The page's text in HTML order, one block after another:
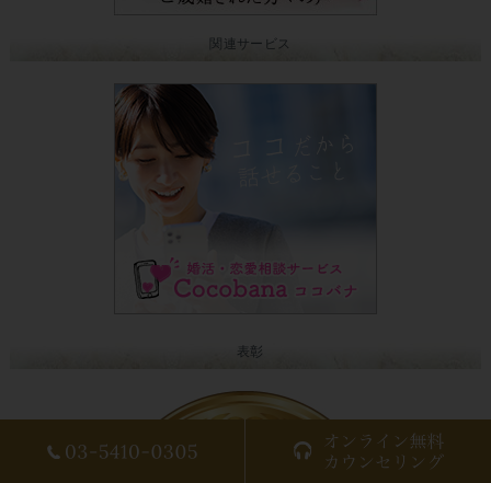
関連サービス
表彰